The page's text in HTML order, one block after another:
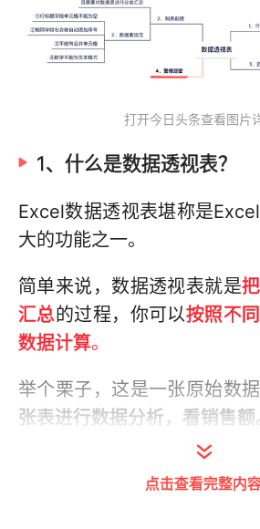
打开今日头条查看图片
1、什么是数据透视表？
Excel数据透视表堪称是
大的功能之一。
简单来说，数据透视表就是
汇总的过程，你可以按照不
数据计算。
举个栗子，这是一张原始数
张表进行数据分析，看销售额
点击查看完整内